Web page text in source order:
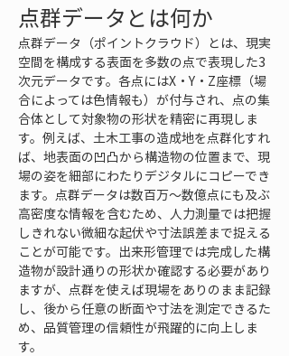
点群データとは何か
点群データ（ポイントクラウド）とは、現実
空間を構成する表面を多数の点で表現した3
次元データです。各点にはX・Y・Z座標（場
合によっては色情報も）が付与され、点の集
合体として対象物の形状を精密に再現しま
す。例えば、土木工事の造成地を点群化すれ
ば、地表面の凹凸から構造物の位置まで、現
場の姿を細部にわたりデジタルにコピーでき
ます。点群データは数百万〜数億点にも及ぶ
高密度な情報を含むため、人力測量では把握
しきれない微細な起伏や寸法誤差まで捉える
ことが可能です。出来形管理では完成した構
造物が設計通りの形状か確認する必要があり
ますが、点群を使えば現場をありのまま記録
し、後から任意の断面や寸法を測定できるた
め、品質管理の信頼性が飛躍的に向上しま
す。